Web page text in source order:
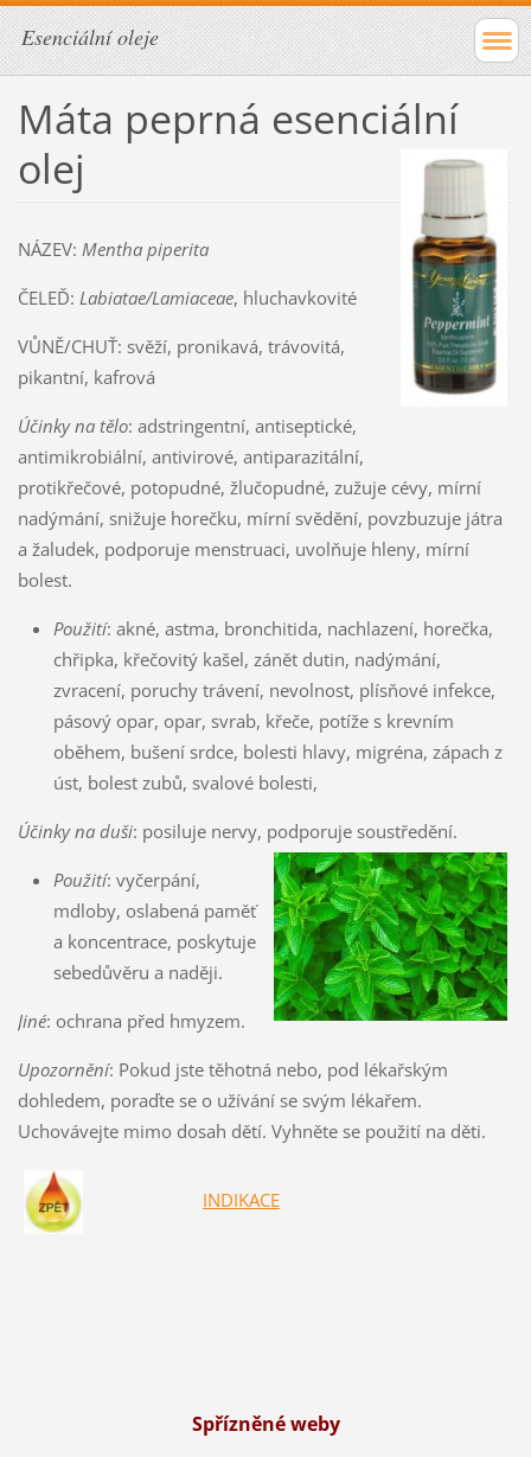
Esenciální oleje
Máta peprná esenciální
olej
NÁZEV: Mentha piperita
ČELEĎ: Labiatae/Lamiaceae, hluchavkovité
VŮNĚ/CHUŤ: svěží, pronikavá, trávovitá,
pikantní, kafrová
Účinky na tělo: adstringentní, antiseptické,
antimikrobiální, antivirové, antiparazitální,
protikřečové, potopudné, žlučopudné, zužuje cévy, mírní
nadýmání, snižuje horečku, mírní svědění, povzbuzuje játra
a žaludek, podporuje menstruaci, uvolňuje hleny, mírní
bolest.
Použití: akné, astma, bronchitida, nachlazení, horečka,
chřipka, křečovitý kašel, zánět dutin, nadýmání,
zvracení, poruchy trávení, nevolnost, plísňové infekce,
pásový opar, opar, svrab, křeče, potíže s krevním
oběhem, bušení srdce, bolesti hlavy, migréna, zápach z
úst, bolest zubů, svalové bolesti,
Účinky na duši: posiluje nervy, podporuje soustředění.
Použití: vyčerpání,
mdloby, oslabená paměť
a koncentrace, poskytuje
sebedůvěru a naději.
Jiné: ochrana před hmyzem.
Upozornění: Pokud jste těhotná nebo, pod lékařským
dohledem, poraďte se o užívání se svým lékařem.
Uchovávejte mimo dosah dětí. Vyhněte se použití na děti.
INDIKACE
Spřízněné weby